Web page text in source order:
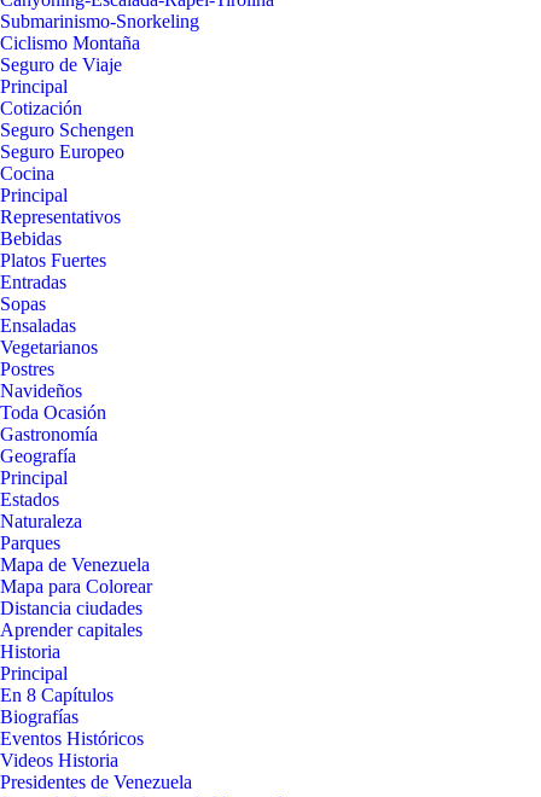
Submarinismo-Snorkeling
Ciclismo Montaña
Seguro de Viaje
Principal
Cotización
Seguro Schengen
Seguro Europeo
Cocina
Principal
Representativos
Bebidas
Platos Fuertes
Entradas
Sopas
Ensaladas
Vegetarianos
Postres
Navideños
Toda Ocasión
Gastronomía
Geografía
Principal
Estados
Naturaleza
Parques
Mapa de Venezuela
Mapa para Colorear
Distancia ciudades
Aprender capitales
Historia
Principal
En 8 Capítulos
Biografías
Eventos Históricos
Videos Historia
Presidentes de Venezuela